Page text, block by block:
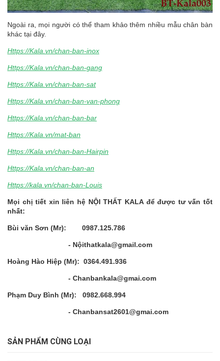
Ngoài ra, mọi người có thể tham khảo thêm nhiều mẫu chân bàn
khác tại đây.
Https://Kala.vn/chan-ban-inox
Https://Kala.vn/chan-ban-gang
Https://Kala.vn/chan-ban-sat
Https://Kala.vn/chan-ban-van-phong
Https://Kala.vn/chan-ban-bar
Https://Kala.vn/mat-ban
Https://Kala.vn/chan-ban-Hairpin
Https://Kala.vn/chan-ban-an
Https://kala.vn/chan-ban-Louis
Mọi chị tiết xin liên hệ NỘI THẤT KALA để được tư vấn tốt
nhất:
Bùi văn Sơn (Mr): 0987.125.786
- Nộithatkala@gmail.com
Hoàng Hào Hiệp (Mr): 0364.491.936
- Chanbankala@gmai.com
Phạm Duy Bình (Mr): 0982.668.994
- Chanbansat2601@gmai.com
SẢN PHẨM CÙNG LOẠI